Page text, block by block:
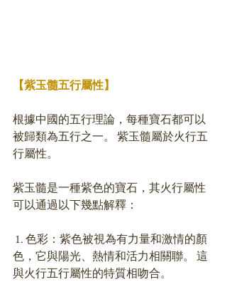
【紫玉髓五行屬性】
根據中國的五行理論，每種寶石都可以
被歸類為五行之一。 紫玉髓屬於火行五
行屬性。
紫玉髓是一種紫色的寶石，其火行屬性
可以通過以下幾點解釋：
色，它與陽光、熱情和活力相關聯。 這
與火行五行屬性的特質相吻合。